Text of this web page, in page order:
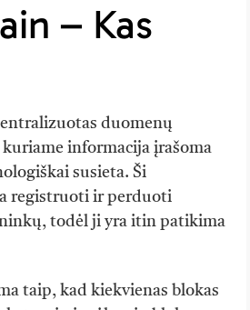
– Kas
duomenų
informacija įrašoma
susieta. Ši
registruoti ir perduoti
todėl ji yra itin patikima
taip, kad kiekvienas blokas